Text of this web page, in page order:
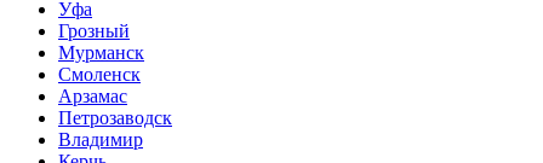
Уфа
Грозный
Мурманск
Смоленск
Арзамас
Петрозаводск
Владимир